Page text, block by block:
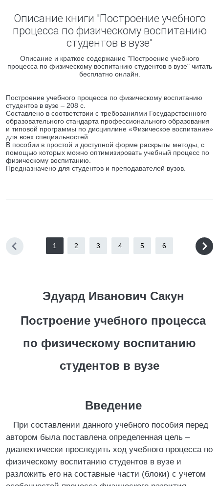
Описание книги "Построение учебного
процесса по физическому воспитанию
студентов в вузе"
Описание и краткое содержание "Построение учебного
процесса по физическому воспитанию студентов в вузе" читать
бесплатно онлайн.
Построение учебного процесса по физическому воспитанию
студентов в вузе – 208 с.
Составлено в соответствии с требованиями Государственного
образовательного стандарта профессионального образования
и типовой программы по дисциплине «Физическое воспитание»
для всех специальностей.
В пособии в простой и доступной форме раскрыты методы, с
помощью которых можно оптимизировать учебный процесс по
физическому воспитанию.
Предназначено для студентов и преподавателей вузов.
1 2 3 4 5 6
Эдуард Иванович Сакун
Построение учебного процесса
по физическому воспитанию
студентов в вузе
Введение
При составлении данного учебного пособия перед
автором была поставлена определенная цель –
диалектически проследить ход учебного процесса по
физическому воспитанию студентов в вузе и
разложить его на составные части (блоки) с учетом